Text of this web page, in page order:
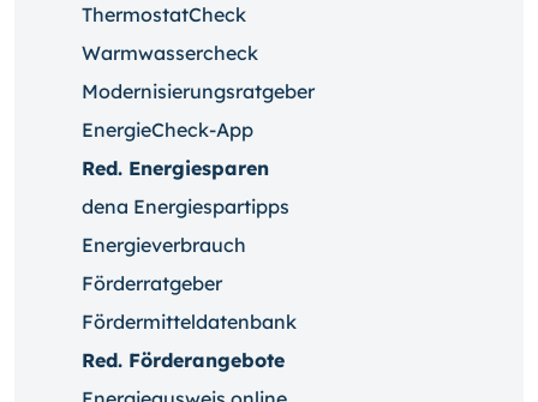
ThermostatCheck
Warmwassercheck
Modernisierungsratgeber
EnergieCheck-App
Red. Energiesparen
dena Energiespartipps
Energieverbrauch
Förderratgeber
Fördermitteldatenbank
Red. Förderangebote